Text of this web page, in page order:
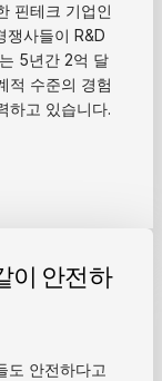
핀테크 기업인
쟁사들이 R&D
5년간 2억 달
적 수준의 경험
하고 있습니다.
이 안전하
도 안전하다고